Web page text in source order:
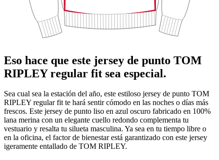
Eso hace que este jersey de punto TOM
RIPLEY regular fit sea especial.
Sea cual sea la estación del año, este estiloso jersey de punto TOM
RIPLEY regular fit te hará sentir cómodo en las noches o días más
frescos. Este jersey de punto liso en azul oscuro fabricado en 100%
lana merina con un elegante cuello redondo complementa tu
vestuario y resalta tu silueta masculina. Ya sea en tu tiempo libre o
en la oficina, el factor de bienestar está garantizado con este jersey
igeramente entallado de TOM RIPLEY.